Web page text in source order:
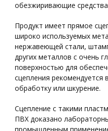
обезжиривающие
Продукт имеет прямое
широко используемых
нержавеющей стали,
других металлов с очень
поверхностью для
сцепления рекомендуется
обработку или шкурение.
Сцепление с такими
ПВХ доказано